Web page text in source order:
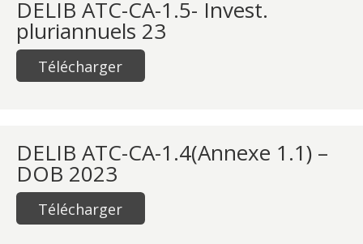
DELIB ATC-CA-1.5- Invest.
pluriannuels 23
Télécharger
DELIB ATC-CA-1.4(Annexe 1.1) –
DOB 2023
Télécharger